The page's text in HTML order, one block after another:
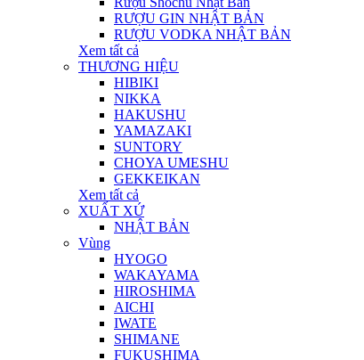
RƯỢU GIN NHẬT BẢN
RƯỢU VODKA NHẬT BẢN
Xem tất cả
THƯƠNG HIỆU
HIBIKI
NIKKA
HAKUSHU
YAMAZAKI
SUNTORY
CHOYA UMESHU
GEKKEIKAN
Xem tất cả
XUẤT XỨ
NHẬT BẢN
Vùng
HYOGO
WAKAYAMA
HIROSHIMA
AICHI
IWATE
SHIMANE
FUKUSHIMA